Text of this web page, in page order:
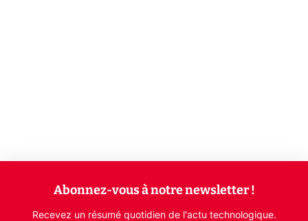
Abonnez-vous à notre newsletter !
Recevez un résumé quotidien de l'actu technologique.